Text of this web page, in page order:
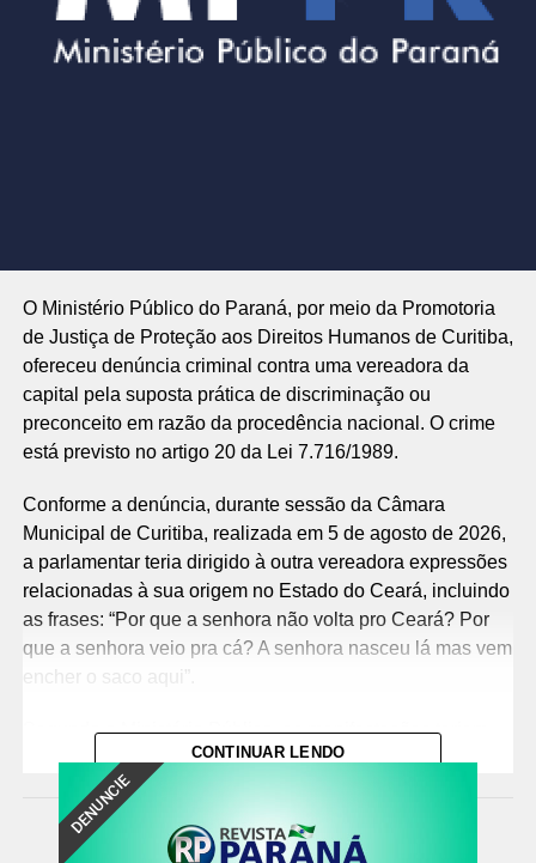
O Ministério Público do Paraná, por meio da Promotoria
de Justiça de Proteção aos Direitos Humanos de Curitiba,
ofereceu denúncia criminal contra uma vereadora da
capital pela suposta prática de discriminação ou
preconceito em razão da procedência nacional. O crime
está previsto no artigo 20 da Lei 7.716/1989.
Conforme a denúncia, durante sessão da Câmara
Municipal de Curitiba, realizada em 5 de agosto de 2026,
a parlamentar teria dirigido à outra vereadora expressões
relacionadas à sua origem no Estado do Ceará, incluindo
as frases: “Por que a senhora não volta pro Ceará? Por
que a senhora veio pra cá? A senhora nasceu lá mas vem
encher o saco aqui”.
Segundo o Ministério Público, as manifestações teriam
sido proferidas com a intenção de ofender e humilhar a
vítima, além de menosprezar e discriminar, de forma mais
ampla, pessoas de origem cearense, configurando, em
tese, discriminação por procedência nacional.
CONTINUAR LENDO
DENUNCIE